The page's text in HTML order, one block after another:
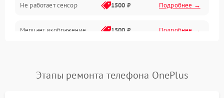
Не работает сенсор 1500 ₽ Подробнее →
Мерцает изображение 1500 ₽ Подробнее →
Не работает Face ID 4000 ₽ Подробнее →
Этапы ремонта телефона OnePlus